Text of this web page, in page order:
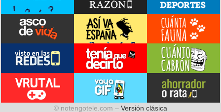
© notengotele.com – Versión clásica